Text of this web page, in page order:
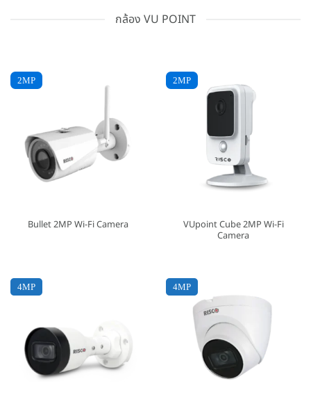
กล้อง VU POINT
2MP
Bullet 2MP Wi-Fi Camera
2MP
VUpoint Cube 2MP Wi-Fi
Camera
4MP 4MP